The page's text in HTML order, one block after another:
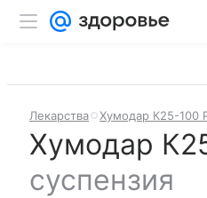
Лекарства Хумодар К25-100
Хумодар
суспензия